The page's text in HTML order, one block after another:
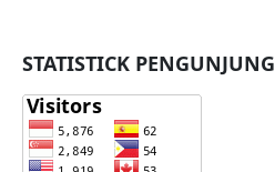
STATISTICK PENGUNJUNG